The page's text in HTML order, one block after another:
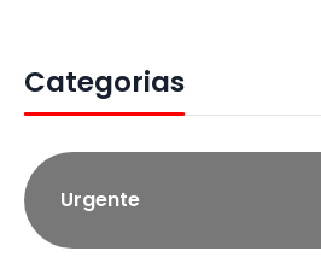
Categorias
Urgente